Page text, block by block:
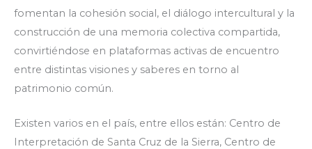
fomentan la cohesión social, el diálogo intercultural y la
construcción de una memoria colectiva compartida,
convirtiéndose en plataformas activas de encuentro
entre distintas visiones y saberes en torno al
patrimonio común.
Existen varios en el país, entre ellos están: Centro de
Interpretación de Santa Cruz de la Sierra, Centro de